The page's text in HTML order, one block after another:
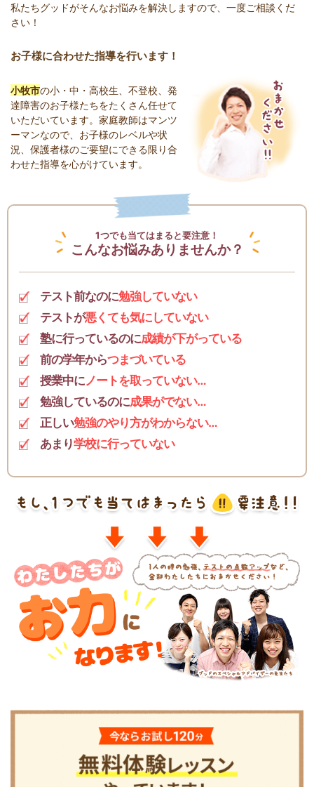
私たちグッドがそんなお悩みを解決しますので、一度ご相談くだ
さい！
お子様に合わせた指導を行います！
小牧市の小・中・高校生、不登校、発
達障害のお子様たちをたくさん任せて
いただいています。家庭教師はマンツ
ーマンなので、お子様のレベルや状
況、保護者様のご要望にできる限り合
わせた指導を心がけています。
1つでも当てはまると要注意！
こんなお悩みありませんか？
テスト前なのに勉強していない
テストが悪くても気にしていない
塾に行っているのに成績が下がっている
前の学年からつまづいている
授業中にノートを取っていない…
勉強しているのに成果がでない…
正しい勉強のやり方がわからない…
あまり学校に行っていない